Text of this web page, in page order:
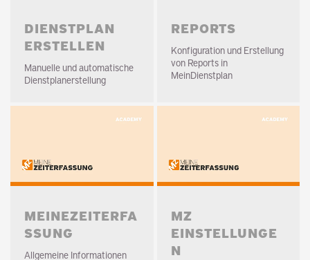
DIENSTPLAN
ERSTELLEN
Manuelle und automatische
Dienstplanerstellung
MEINEZEITERFA
SSUNG
Allgemeine Informationen
REPORTS
Konfiguration und Erstellung
von Reports in
MeinDienstplan
MZ
EINSTELLUNGE
N